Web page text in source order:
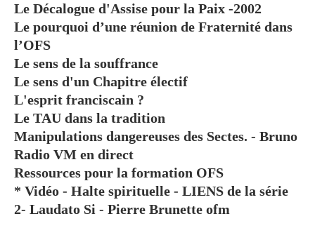
Le Décalogue d'Assise pour la Paix -2002
Le pourquoi d’une réunion de Fraternité dans
l’OFS
Le sens de la souffrance
Le sens d'un Chapitre électif
L'esprit franciscain ?
Le TAU dans la tradition
Manipulations dangereuses des Sectes. - Bruno
Radio VM en direct
Ressources pour la formation OFS
* Vidéo - Halte spirituelle - LIENS de la série
2- Laudato Si - Pierre Brunette ofm